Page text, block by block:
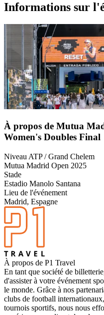
Informations sur
À propos de Mutua
Women's Doubles Final
Niveau ATP / Grand Chelem
Mutua Madrid Open 2025
Stade
Estadio Manolo Santana
Lieu de l'événement
Madrid, Espagne
À propos de P1 Travel
En tant que société de
d'assister à votre événement
le monde. Grâce à nos
clubs de football
tournois sportifs, nous nous